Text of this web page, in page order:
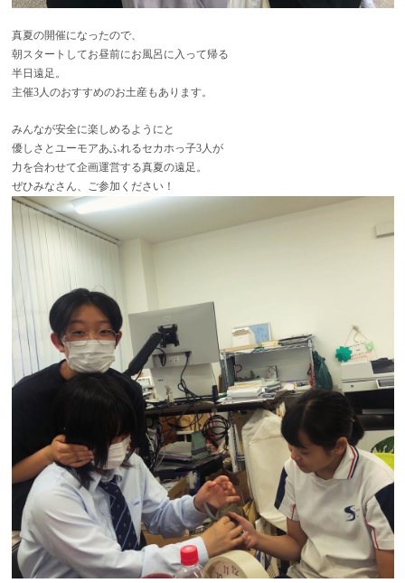
真夏の開催になったので、
朝スタートしてお昼前にお風呂に入って帰る
半日遠足。
主催3人のおすすめのお土産もあります。
みんなが安全に楽しめるようにと
優しさとユーモアあふれるセカホっ子3人が
力を合わせて企画運営する真夏の遠足。
ぜひみなさん、ご参加ください！